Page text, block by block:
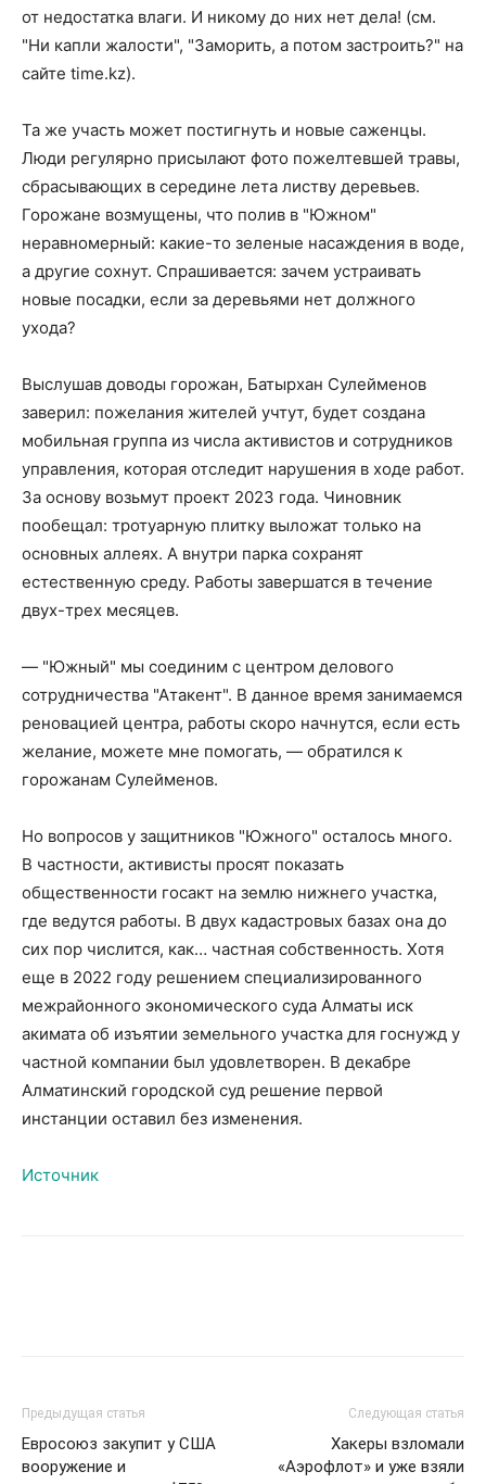
от недостатка влаги. И никому до них нет дела! (см.
"Ни капли жалости", "Заморить, а потом застроить?" на
сайте time.kz).
Та же участь может постигнуть и новые саженцы.
Люди регулярно присылают фото пожелтевшей травы,
сбрасывающих в середине лета листву деревьев.
Горожане возмущены, что полив в "Южном"
неравномерный: какие-то зеленые насаждения в воде,
а другие сохнут. Спрашивается: зачем устраивать
новые посадки, если за деревьями нет должного
ухода?
Выслушав доводы горожан, Батырхан Сулейменов
заверил: пожелания жителей учтут, будет создана
мобильная группа из числа активистов и сотрудников
управления, которая отследит нарушения в ходе работ.
За основу возьмут проект 2023 года. Чиновник
пообещал: тротуарную плитку выложат только на
основных аллеях. А внутри парка сохранят
естественную среду. Работы завершатся в течение
двух-трех месяцев.
— "Южный" мы соединим с центром делового
сотрудничества "Атакент". В данное время занимаемся
реновацией центра, работы скоро начнутся, если есть
желание, можете мне помогать, — обратился к
горожанам Сулейменов.
Но вопросов у защитников "Южного" осталось много.
В частности, активисты просят показать
общественности госакт на землю нижнего участка,
где ведутся работы. В двух кадастровых базах она до
сих пор числится, как… частная собственность. Хотя
еще в 2022 году решением специализированного
межрайонного экономического суда Алматы иск
акимата об изъятии земельного участка для госнужд у
частной компании был удовлетворен. В декабре
Алматинский городской суд решение первой
инстанции оставил без изменения.
Источник
Предыдущая статья
Евросоюз закупит у США
вооружение и
Следующая статья
Хакеры взломали
«Аэрофлот» и уже взяли